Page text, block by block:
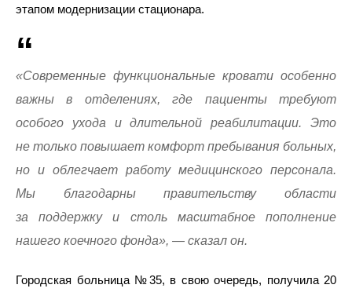
этапом модернизации стационара.
«Современные функциональные кровати особенно
важны в отделениях, где пациенты требуют
особого ухода и длительной реабилитации. Это
не только повышает комфорт пребывания больных,
но и облегчает работу медицинского персонала.
Мы благодарны правительству области
за поддержку и столь масштабное пополнение
нашего коечного фонда», — сказал он.
Городская больница №35, в свою очередь, получила 20